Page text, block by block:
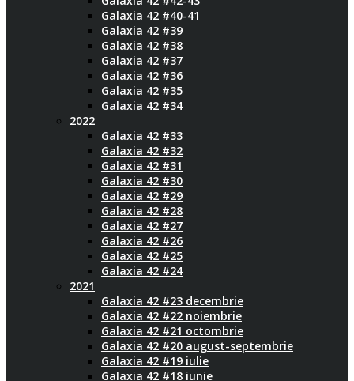
Galaxia 42 #40-41
Galaxia 42 #39
Galaxia 42 #38
Galaxia 42 #37
Galaxia 42 #36
Galaxia 42 #35
Galaxia 42 #34
2022
Galaxia 42 #33
Galaxia 42 #32
Galaxia 42 #31
Galaxia 42 #30
Galaxia 42 #29
Galaxia 42 #28
Galaxia 42 #27
Galaxia 42 #26
Galaxia 42 #25
Galaxia 42 #24
2021
Galaxia 42 #23 decembrie
Galaxia 42 #22 noiembrie
Galaxia 42 #21 octombrie
Galaxia 42 #20 august-septembrie
Galaxia 42 #19 iulie
Galaxia 42 #18 iunie